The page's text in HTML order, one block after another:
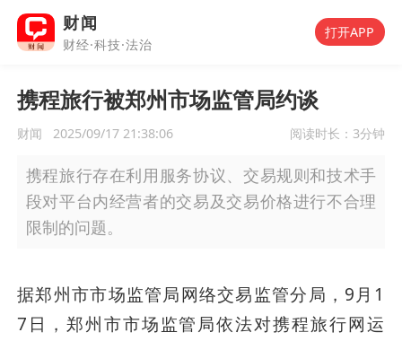
财闻
财经·科技·法治
打开APP
携程旅行被郑州市场监管局约谈
财闻 2025/09/17 21:38:06 阅读时长： 3分钟
携程旅行存在利用服务协议、交易规则和技术手
段对平台内经营者的交易及交易价格进行不合理
限制的问题。
据郑州市市场监管局网络交易监管分局，9月1
7日，郑州市市场监管局依法对携程旅行网运